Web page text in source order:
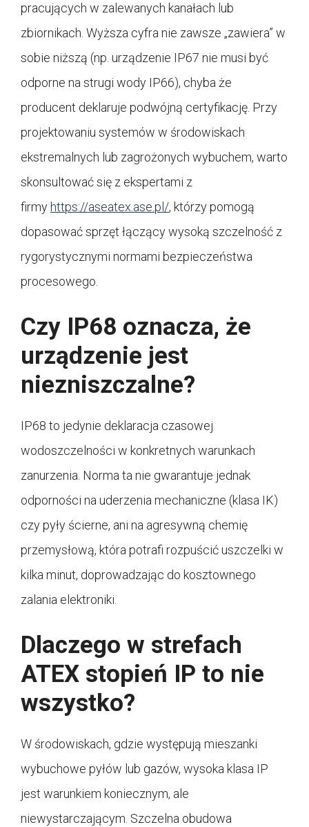
pracujących w zalewanych kanałach lub
zbiornikach. Wyższa cyfra nie zawsze „zawiera” w
sobie niższą (np. urządzenie IP67 nie musi być
odporne na strugi wody IP66), chyba że
producent deklaruje podwójną certyfikację. Przy
projektowaniu systemów w środowiskach
ekstremalnych lub zagrożonych wybuchem, warto
skonsultować się z ekspertami z
firmy https://aseatex.ase.pl/, którzy pomogą
dopasować sprzęt łączący wysoką szczelność z
rygorystycznymi normami bezpieczeństwa
procesowego.
Czy IP68 oznacza, że
urządzenie jest
niezniszczalne?
IP68 to jedynie deklaracja czasowej
wodoszczelności w konkretnych warunkach
zanurzenia. Norma ta nie gwarantuje jednak
odporności na uderzenia mechaniczne (klasa IK)
czy pyły ścierne, ani na agresywną chemię
przemysłową, która potrafi rozpuścić uszczelki w
kilka minut, doprowadzając do kosztownego
zalania elektroniki.
Dlaczego w strefach
ATEX stopień IP to nie
wszystko?
W środowiskach, gdzie występują mieszanki
wybuchowe pyłów lub gazów, wysoka klasa IP
jest warunkiem koniecznym, ale
niewystarczającym. Szczelna obudowa